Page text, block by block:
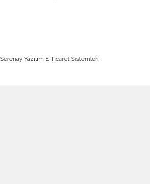
Serenay Yazılım E-Ticaret Sistemleri